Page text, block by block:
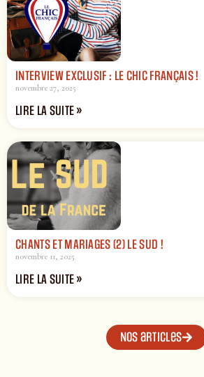
INTERVIEW EXCLUSIF : LE CHIC FRANÇAIS !
novembre 27, 2025
LIRE LA SUITE »
CHANTS ET MARIAGES (2) LE SUD !
novembre 11, 2025
LIRE LA SUITE »
Nos articles